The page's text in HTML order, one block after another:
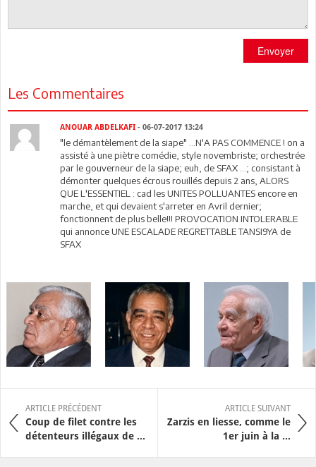
Envoyer
Les Commentaires
ANOUAR ABDELKAFI - 06-07-2017 13:24
"le démantèlement de la siape" ...N'A PAS COMMENCE ! on a
assisté à une piètre comédie, style novembriste; orchestrée
par le gouverneur de la siape; euh, de SFAX ...; consistant à
démonter quelques écrous rouillés depuis 2 ans, ALORS
QUE L'ESSENTIEL : cad les UNITES POLLUANTES encore en
marche, et qui devaient s'arreter en Avril dernier;
fonctionnent de plus belle!!! PROVOCATION INTOLERABLE
qui annonce UNE ESCALADE REGRETTABLE TANSI9YA de
SFAX
ARTICLE PRÉCÉDENT
Coup de filet contre les
détenteurs illégaux de ...
ARTICLE SUIVANT
Zarzis en liesse, comme le
1er juin à la ...